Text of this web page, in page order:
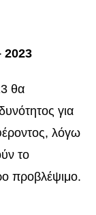
2023
θα
για
λόγω
το
προβλέψιμο.